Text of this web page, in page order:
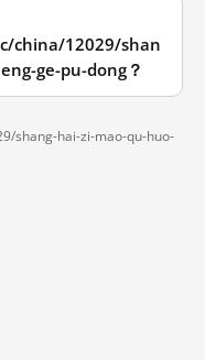
china/12029/shan
ge-pu-dong？
shang-hai-zi-mao-qu-huo-